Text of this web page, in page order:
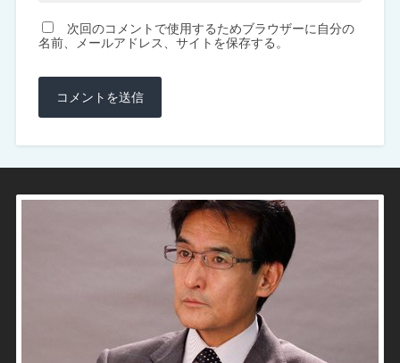
次回のコメントで使用するためブラウザーに自分の
名前、メールアドレス、サイトを保存する。